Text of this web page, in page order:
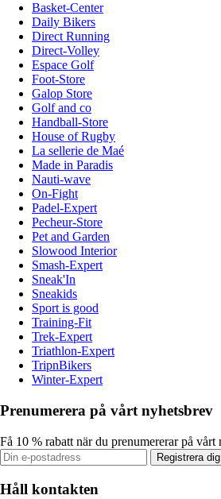
Basket-Center
Daily Bikers
Direct Running
Direct-Volley
Espace Golf
Foot-Store
Galop Store
Golf and co
Handball-Store
House of Rugby
La sellerie de Maé
Made in Paradis
Nauti-wave
On-Fight
Padel-Expert
Pecheur-Store
Pet and Garden
Slowood Interior
Smash-Expert
Sneak'In
Sneakids
Sport is good
Training-Fit
Trek-Expert
Triathlon-Expert
TripnBikers
Winter-Expert
Prenumerera på vårt nyhetsbrev
Få 10 % rabatt när du prenumererar på vårt
Registrera dig
Håll kontakten